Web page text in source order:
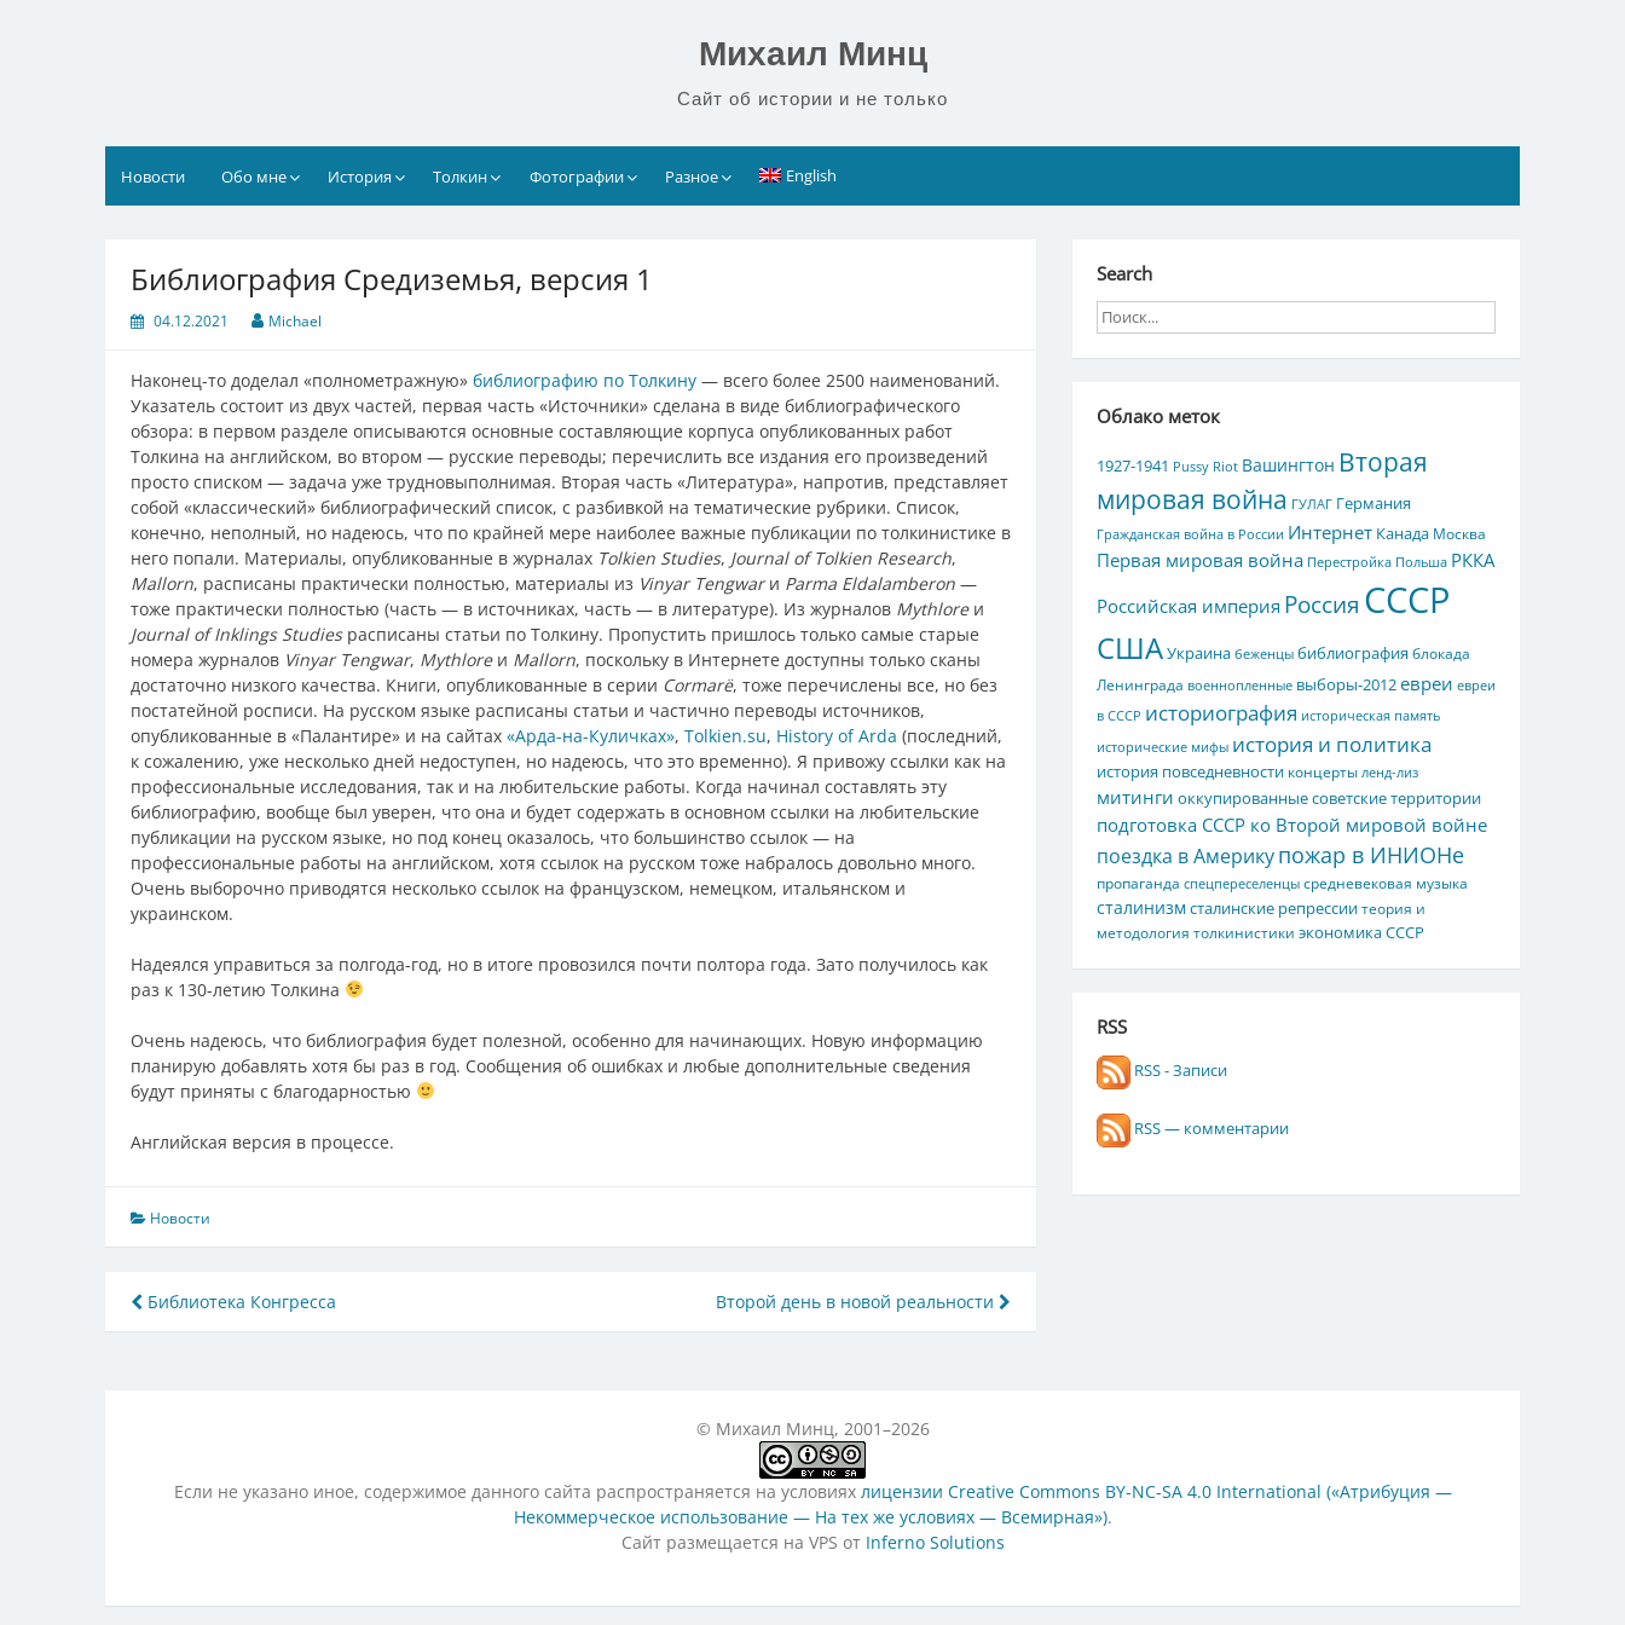
Михаил Минц
Сайт об истории и не только
Новости Обо мне История Толкин Фотографии Разное English
Библиография Средиземья, версия 1
04.12.2021 Michael
Наконец-то доделал «полнометражную» библиографию по Толкину — всего более 2500 наименований.
Указатель состоит из двух частей, первая часть «Источники» сделана в виде библиографического
обзора: в первом разделе описываются основные составляющие корпуса опубликованных работ
Толкина на английском, во втором — русские переводы; перечислить все издания его произведений
просто списком — задача уже трудновыполнимая. Вторая часть «Литература», напротив, представляет
собой «классический» библиографический список, с разбивкой на тематические рубрики. Список,
конечно, неполный, но надеюсь, что по крайней мере наиболее важные публикации по толкинистике в
него попали. Материалы, опубликованные в журналах Tolkien Studies, Journal of Tolkien Research,
Mallorn, расписаны практически полностью, материалы из Vinyar Tengwarи Parma Eldalamberon —
тоже практически полностью (часть — в источниках, часть — в литературе). Из журналов Mythloreи
Journal of Inklings Studiesрасписаны статьи по Толкину. Пропустить пришлось только самые старые
номера журналов Vinyar Tengwar, Mythlore и Mallorn, поскольку в Интернете доступны только сканы
достаточно низкого качества. Книги, опубликованные в серии Cormarë, тоже перечислены все, но без
постатейной росписи. На русском языке расписаны статьи и частично переводы источников,
опубликованные в «Палантире» и на сайтах «Арда-на-Куличках», Tolkien.su, History of Arda (последний,
к сожалению, уже несколько дней недоступен, но надеюсь, что это временно). Я привожу ссылки как на
профессиональные исследования, так и на любительские работы. Когда начинал составлять эту
библиографию, вообще был уверен, что она и будет содержать в основном ссылки на любительские
публикации на русском языке, но под конец оказалось, что большинство ссылок — на
профессиональные работы на английском, хотя ссылок на русском тоже набралось довольно много.
Очень выборочно приводятся несколько ссылок на французском, немецком, итальянском и
украинском.
Надеялся управиться за полгода-год, но в итоге провозился почти полтора года. Зато получилось как
раз к 130-летию Толкина
Очень надеюсь, что библиография будет полезной, особенно для начинающих. Новую информацию
планирую добавлять хотя бы раз в год. Сообщения об ошибках и любые дополнительные сведения
будут приняты с благодарностью
Английская версия в процессе.
Новости
Навигация
по
Библиотека Конгресса Второй день в новой реальности
Search
Облако меток
1927-1941 Pussy Riot Вашингтон Вторая
мировая война ГУЛАГ Германия
Гражданская война в России Интернет Канада Москва
Первая мировая война Перестройка Польша РККА
Российская империя Россия СССР
СШАУкраина беженцы библиография блокада
Ленинграда военнопленные выборы-2012евреи евреи
в СССР историография историческая память
исторические мифы история и политика
история повседневности концерты ленд-лиз
митинги оккупированные советские территории
подготовка СССР ко Второй мировой войне
поездка в Америкупожар в ИНИОНе
пропаганда спецпереселенцы средневековая музыка
сталинизмсталинские репрессиитеория и
методология толкинистики экономика СССР
RSS
RSS - Записи
RSS — комментарии
© Михаил Минц, 2001–2026
Если не указано иное, содержимое данного сайта распространяется на условиях лицензии Creative Commons BY-NC-SA 4.0 International («Атрибуция —
Некоммерческое использование — На тех же условиях — Всемирная»).
Сайт размещается на VPS от Inferno Solutions